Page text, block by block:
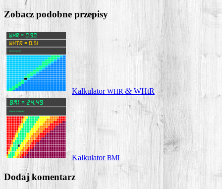
Zobacz podobne przepisy
Kal­ku­la­torWHR & WHtR
Kal­ku­la­torBMI
Dodaj komentarz